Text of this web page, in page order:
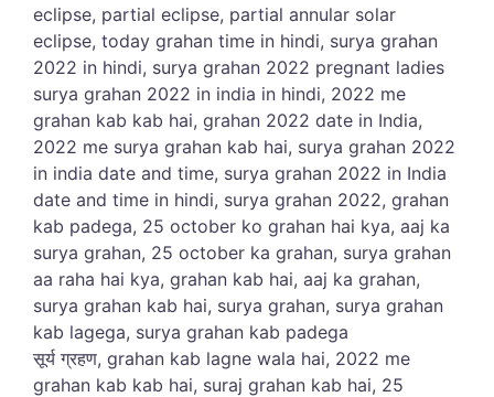
eclipse, partial eclipse, partial annular solar
eclipse, today grahan time in hindi, surya grahan
2022 in hindi, surya grahan 2022 pregnant ladies
surya grahan 2022 in india in hindi, 2022 me
grahan kab kab hai, grahan 2022 date in India,
2022 me surya grahan kab hai, surya grahan 2022
in india date and time, surya grahan 2022 in India
date and time in hindi, surya grahan 2022, grahan
kab padega, 25 october ko grahan hai kya, aaj ka
surya grahan, 25 october ka grahan, surya grahan
aa raha hai kya, grahan kab hai, aaj ka grahan,
surya grahan kab hai, surya grahan, surya grahan
kab lagega, surya grahan kab padega
सूर्य ग्रहण, grahan kab lagne wala hai, 2022 me
grahan kab kab hai, suraj grahan kab hai, 25